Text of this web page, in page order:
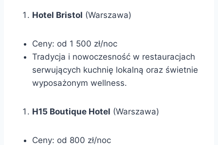
Hotel Bristol (Warszawa)
Ceny: od 1 500 zł/noc
Tradycja i nowoczesność w restauracjach
serwujących kuchnię lokalną oraz świetnie
wyposażonym wellness.
H15 Boutique Hotel (Warszawa)
Ceny: od 800 zł/noc